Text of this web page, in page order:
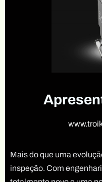
Mais do que uma
inspeção. Com